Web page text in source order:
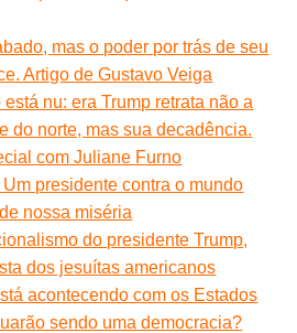
mas o poder por trás de seu
Artigo de Gustavo Veiga
nu: era Trump retrata não a
do norte, mas sua decadência.
com Juliane Furno
presidente contra o mundo
nossa miséria
do presidente Trump,
dos jesuítas americanos
acontecendo com os Estados
sendo uma democracia?